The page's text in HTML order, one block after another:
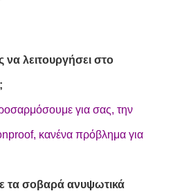
λειτουργήσει στο
για σας, την
κανένα πρόβλημα για
τα σοβαρά ανυψωτικά